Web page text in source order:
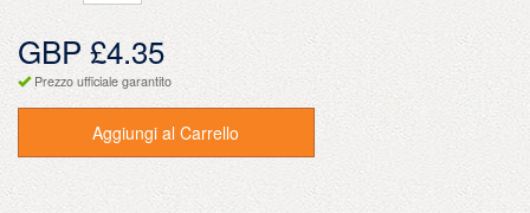
GBP £4.35
Prezzo ufficiale garantito
Aggiungi al Carrello